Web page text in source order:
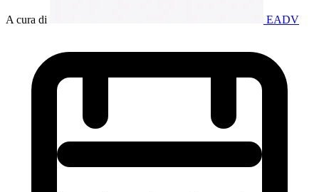
A cura di EADV